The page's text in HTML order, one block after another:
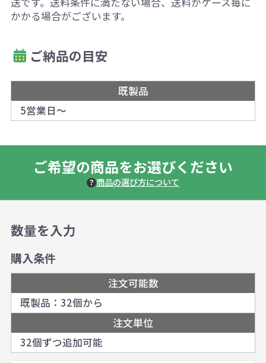
かかる場合がございます。
ご納品の目安
既製品
5営業日～
ご希望の商品をお選びください
商品の選び方について
数量を入力
購入条件
注文可能数
既製品：32個から
注文単位
32個ずつ追加可能